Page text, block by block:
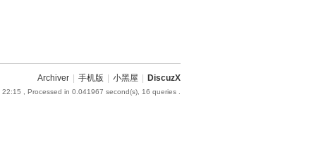
Archiver 手机版 小黑屋 DiscuzX
22:15 , Processed in 0.041967 second(s), 16 queries .